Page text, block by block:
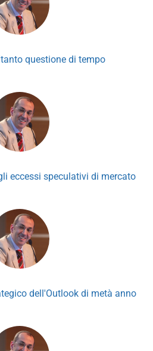
questione di tempo
eccessi speculativi di mercato
dell'Outlook di metà anno